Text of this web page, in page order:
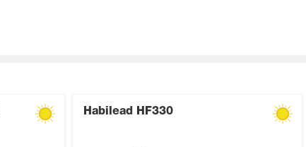
Habilead HF330